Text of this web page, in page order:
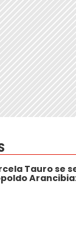
Tauro se